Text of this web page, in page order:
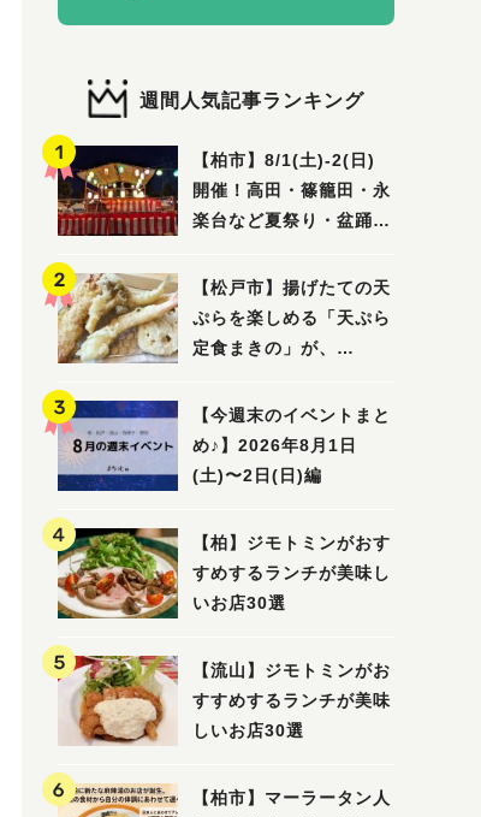
週間人気記事ランキング
【柏市】8/1(土)‐2(日)
開催！高田・篠籠田・永
楽台など夏祭り・盆踊り
【松戸市】揚げたての天
ぷらを楽しめる「天ぷら
定食まきの」が、
【今週末のイベントまと
め♪】2026年8月1日
(土)〜2日(日)編
【柏】ジモトミンがおす
すめするランチが美味し
いお店30選
【流山】ジモトミンがお
すすめするランチが美味
しいお店30選
【柏市】マーラータン人